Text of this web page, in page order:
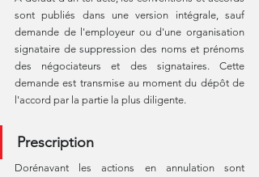
sont publiés dans une version intégrale, sauf
demande de l'employeur ou d'une organisation
signataire de suppression des noms et prénoms
des négociateurs et des signataires. Cette
demande est transmise au moment du dépôt de
l'accord par la partie la plus diligente.
Prescription
Dorénavant les actions en annulation sont